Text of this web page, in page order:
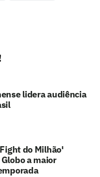
lidera audiência
do Milhão'
a maior